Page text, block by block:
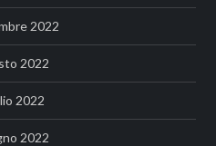
2022
2022
2022
2022